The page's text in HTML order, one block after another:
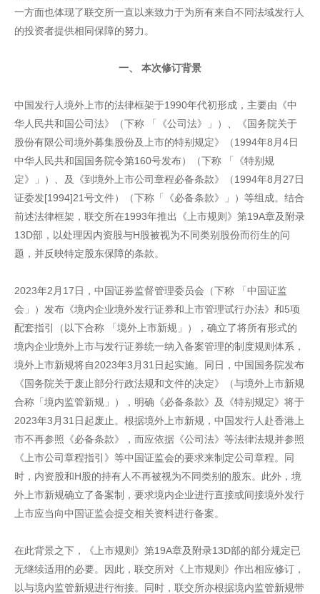
一方面也体现了联交所一直以来致力于为所有来自不同法域发行人
的投资者提供相同保障的努力。
一、 本次修订背景
中国发行人境外上市的法律框架于1990年代初形成，主要由《中
华人民共和国公司法》（下称 「《公司法》」）、《国务院关于
股份有限公司境外募集股份及上市的特别规定》（1994年8月4日
中华人民共和国国务院令第160号发布）（下称 「《特别规
定》」）、及《到境外上市公司章程必备条款》（1994年8月27日
证委发[1994]21号文件）（下称「《必备条款》」）等组成。结合
前述法律框架，联交所在1993年推出《上市规则》第19A章及附录
13D部，以处理因内资股与H股被视为不同类别股份而衍生的问
题，并反映特定股东保障的条款。
2023年2月17日，中国证券监督管理委员会（下称 「中国证监
会」）发布《境内企业境外发行证券和上市管理试行办法》和5项
配套指引（以下合称 「境外上市新规」），确立了将所有形式的
境内企业境外上市与发行证券统一纳入备案管理的制度规则体系，
境外上市新规将自2023年3月31日起实施。同日，中国国务院发布
《国务院关于废止部分行政法规和文件的决定》（与境外上市新规
合称「境内监管新规」），明确《必备条款》及《特别规定》将于
2023年3月31日起废止。根据境外上市新规，中国发行人赴香港上
市不再参照《必备条款》，而应依据《公司法》等法律法规并参照
《上市公司章程指引》等中国证监会的要求来制定公司章程。同
时，内资股和H股的持有人不再被视为不同类别的股东。此外，境
外上市新规确立了备案制，要求境内企业进行直接或间接境外发行
上市应当向中国证监会提交相关资料进行备案。
在此背景之下，《上市规则》第19A章及附录13D部的部分规定已
无继续适用的必要。因此，联交所对《上市规则》作出相应修订，
以与境内监管新规进行衔接。同时，联交所亦根据境内监管新规带